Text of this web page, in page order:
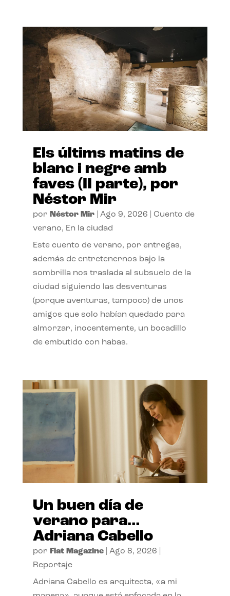
Els últims matins de
blanc i negre amb
faves (II parte), por
Néstor Mir
por Néstor Mir| Ago 9, 2026
Cuento de
verano, En la ciudad
Este cuento de verano, por entregas,
además de entretenernos bajo la
sombrilla nos traslada al subsuelo de la
ciudad siguiendo las desventuras
(porque aventuras, tampoco) de unos
amigos que solo habían quedado para
almorzar, inocentemente, un bocadillo
de embutido con habas.
Un buen día de
verano para…
Adriana Cabello
por Flat Magazine| Ago 8, 2026
Reportaje
Adriana Cabello es arquitecta, «a mi